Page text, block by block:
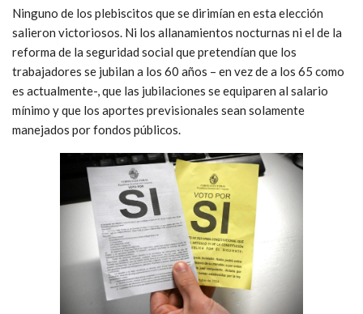
Ninguno de los plebiscitos que se dirimían en esta elección
salieron victoriosos. Ni los allanamientos nocturnas ni el de la
reforma de la seguridad social que pretendían que los
trabajadores se jubilan a los 60 años – en vez de a los 65 como
es actualmente-, que las jubilaciones se equiparen al salario
mínimo y que los aportes previsionales sean solamente
manejados por fondos públicos.